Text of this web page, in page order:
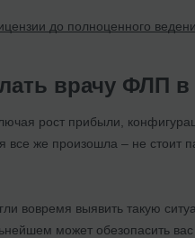
до полноценного
врачу ФЛП в
рост прибыли,
же произошла – не стоит
вовремя выявить такую
может обезопасить